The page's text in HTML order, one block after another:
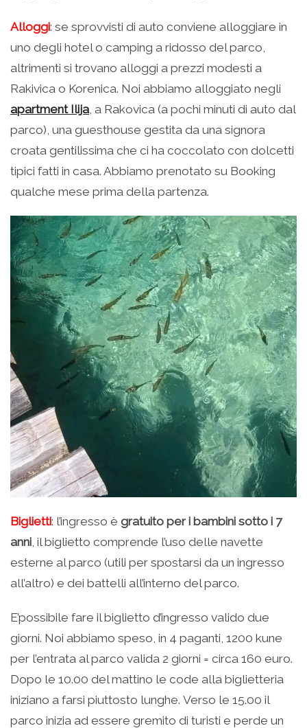
Alloggi: se sprovvisti di auto conviene alloggiare in
uno degli hotel o camping a ridosso del parco,
altrimenti si trovano alloggi a prezzi modesti a
Rakivica o Korenica. Noi abbiamo alloggiato negli
apartment Ilija, a Rakovica (a pochi minuti di auto dal
parco), una guesthouse gestita da una signora
croata gentilissima che ci ha coccolato con dolcetti
tipici fatti in casa. Abbiamo prenotato su Booking
qualche mese prima della partenza.
Biglietti: l’ingresso è gratuito per i bambini sotto i 7
anni , il biglietto comprende l’uso delle navette
esterne al parco (utili per spostarsi da un ingresso
all’altro) e dei battelli all’interno del parco.
E’possibile fare il biglietto d’ingresso valido due
giorni. Noi abbiamo speso, in 4 paganti, 1200 kune
per l’entrata al parco valida 2 giorni = circa 160 euro.
Dopo le 10.00 del mattino le code alla biglietteria
iniziano a farsi piuttosto lunghe. Verso le 15.00 il
parco inizia ad essere gremito di turisti e perde un